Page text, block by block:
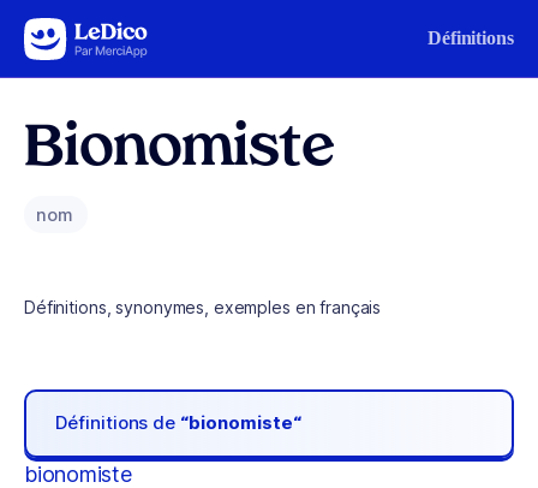
Aller au contenu Définitions
Bionomiste
nom
Définitions, synonymes, exemples en français
Définitions de “bionomiste“
bionomiste